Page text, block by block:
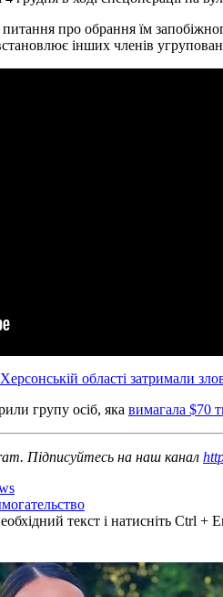
про обрання їм
інших членів
області затримали
групу осіб, яка вимагала $70
Підписуйтесь на наш канал
текст і натисніть Ctrl +